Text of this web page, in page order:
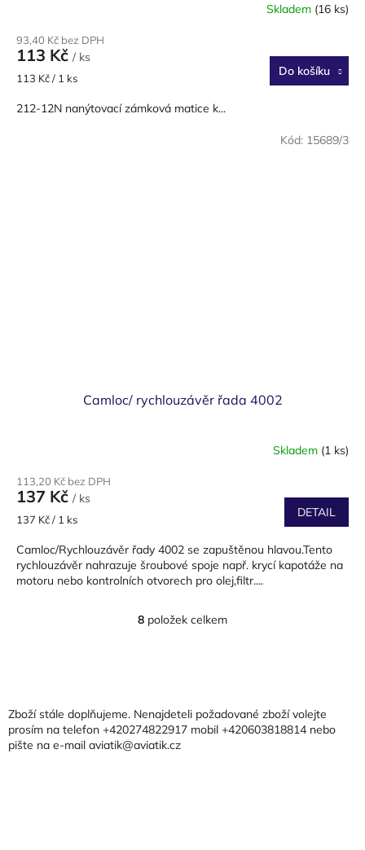
Skladem (16 ks)
93,40 Kč bez DPH
113 Kč / ks
Měrná
113 Kč / 1 ks Do košíku
212-12N nanýtovací zámková matice k...
Camloc/ rychlouzávěr řada 4002
Skladem (1 ks)
113,20 Kč bez DPH
137 Kč / ks
Měrná
137 Kč / 1 ks DETAIL
Camloc/Rychlouzávěr řady 4002 se zapuštěnou hlavou.Tento
rychlouzávěr nahrazuje šroubové spoje např. krycí kapotáže na
motoru nebo kontrolních otvorech pro olej,filtr....
Kód: 15689/3
O
c
í
8 položek celkem
aZboží stále doplňujeme. Nenajdeteli požadované zboží volejte
prosím na telefon +420274822917 mobil +420603818814 nebo
pište na e-mail aviatik@aviatik.cz